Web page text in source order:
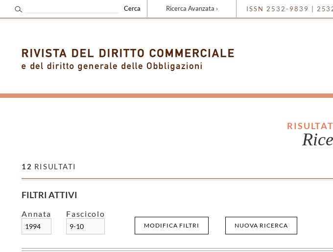
12 RISULTATI
FILTRI ATTIVI
Annata
1994
Fascicolo
9-10 MODIFICA FILTRI NUOVA RICERCA
Ricerca Avanzata › ISSN 2532-9839 |